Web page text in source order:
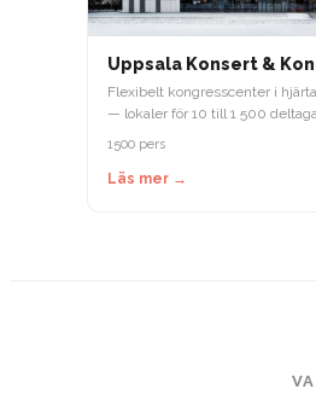
Uppsala Konsert &
Flexibelt kongresscenter i
— lokaler för 10 till 1 500
1500 pers
Läs mer →